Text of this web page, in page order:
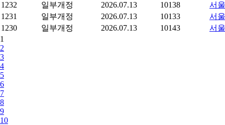
1232
일부개정 2026.07.13 10138
서
1231
일부개정 2026.07.13 10133
서
1230
일부개정 2026.07.13 10143
서
1
2
3
4
5
6
7
8
9
10